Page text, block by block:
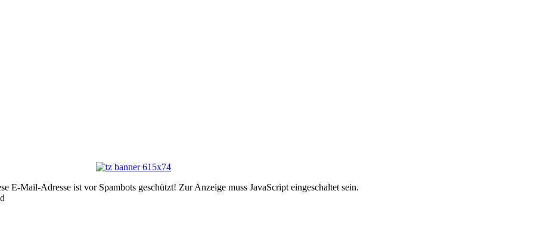
E-Mail-Adresse ist vor Spambots geschützt! Zur Anzeige muss JavaScript eingeschaltet sein.